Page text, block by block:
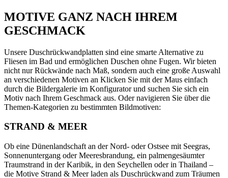
MOTIVE GANZ NACH IHREM
GESCHMACK
Unsere Duschrückwandplatten sind eine smarte Alternative zu
Fliesen im Bad und ermöglichen Duschen ohne Fugen. Wir bieten
nicht nur Rückwände nach Maß, sondern auch eine große Auswahl
an verschiedenen Motiven an Klicken Sie mit der Maus einfach
durch die Bildergalerie im Konfigurator und suchen Sie sich ein
Motiv nach Ihrem Geschmack aus. Oder navigieren Sie über die
Themen-Kategorien zu bestimmten Bildmotiven:
STRAND & MEER
Ob eine Dünenlandschaft an der Nord- oder Ostsee mit Seegras,
Sonnenuntergang oder Meeresbrandung, ein palmengesäumter
Traumstrand in der Karibik, in den Seychellen oder in Thailand –
die Motive Strand & Meer laden als Duschrückwand zum Träumen